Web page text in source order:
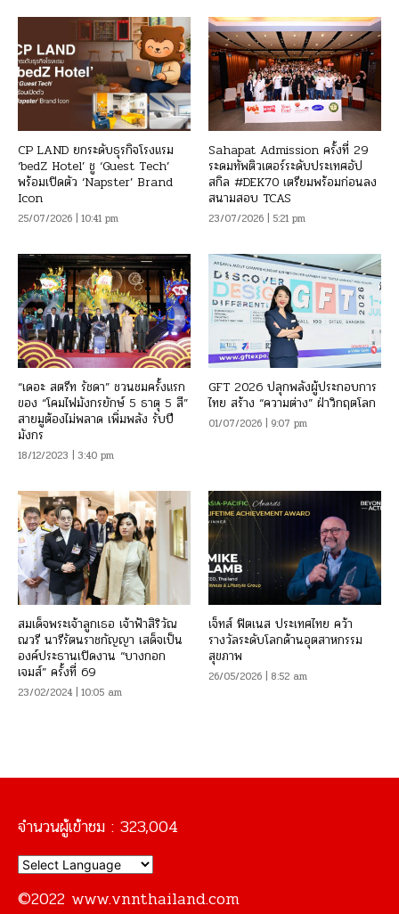
CP LAND ยกระดับธุรกิจโรงแรม
‘bedZ Hotel’ ชู ‘Guest Tech’
พร้อมเปิดตัว ‘Napster’ Brand
Icon
25/07/2026 | 10:41 pm
Sahapat Admission ครั้งที่ 29
ระดมทัพติวเตอร์ระดับประเทศอัป
สกิล #DEK70 เตรียมพร้อมก่อนลง
สนามสอบ TCAS
23/07/2026 | 5:21 pm
“เดอะ สตรีท รัชดา” ชวนชมครั้งแรก
ของ “โคมไฟมังกรยักษ์ 5 ธาตุ 5 สี”
สายมูต้องไม่พลาด เพิ่มพลัง รับปี
มังกร
18/12/2023 | 3:40 pm
GFT 2026 ปลุกพลังผู้ประกอบการ
ไทย สร้าง “ความต่าง” ฝ่าวิกฤตโลก
01/07/2026 | 9:07 pm
สมเด็จพระเจ้าลูกเธอ เจ้าฟ้าสิริวัณ
ณวรี นารีรัตนราชกัญญา เสด็จเป็น
องค์ประธานเปิดงาน “บางกอก
เจมส์” ครั้งที่ 69
23/02/2024 | 10:05 am
เจ็ทส์ ฟิตเนส ประเทศไทย คว้า
รางวัลระดับโลกด้านอุตสาหกรรม
สุขภาพ
26/05/2026 | 8:52 am
จำนวนผู้เข้าชม : 323,004
©2022 www.vnnthailand.com